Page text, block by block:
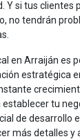
Y si tus clientes
no tendrán
en Arraiján es
estratégica
tu
de desarrollo
más detalles y